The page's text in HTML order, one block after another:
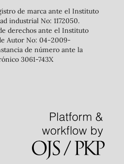
de marca ante el Instituto
industrial No: 1172050.
derechos ante el Instituto
Autor No: 04-2009-
de número ante la
3061-743X